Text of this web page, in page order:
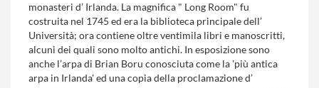
monasteri d’ Irlanda. La magnifica " Long Room" fu
costruita nel 1745 ed era la biblioteca principale dell’
Università; ora contiene oltre ventimila libri e manoscritti,
alcuni dei quali sono molto antichi. In esposizione sono
anche l’arpa di Brian Boru conosciuta come la 'più antica
arpa in Irlanda' ed una copia della proclamazione d’